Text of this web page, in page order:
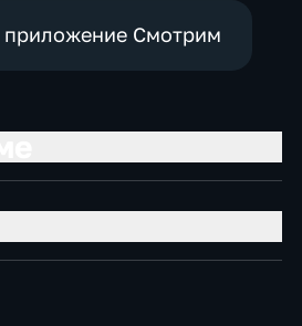
приложение Смотрим